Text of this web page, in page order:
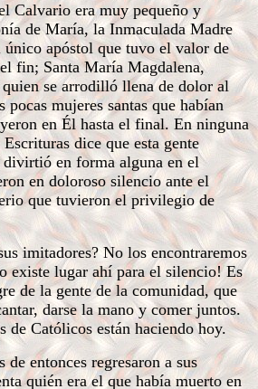
Calvario era muy pequeño y
de María, la Inmaculada Madre
único apóstol que tuvo el valor de
fin; Santa María Magdalena,
quien se arrodilló llena de dolor al
mujeres santas que habían
en Él hasta el final. En ninguna
dice que esta gente
en forma alguna en el
en doloroso silencio ante el
que tuvieron el privilegio de
imitadores? No los encontraremos
existe lugar ahí para el silencio! Es
de la gente de la comunidad, que
darse la mano y comer juntos.
de Católicos están haciendo hoy.
entonces regresaron a sus
quién era el que había muerto en